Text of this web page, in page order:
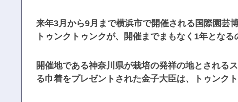
来年3月から9月まで横浜市で開催される国際園芸
トゥンクトゥンクが、開催までまもなく1年となる
開催地である神奈川県が栽培の発祥の地とされる
る巾着をプレゼントされた金子大臣は、トゥンク